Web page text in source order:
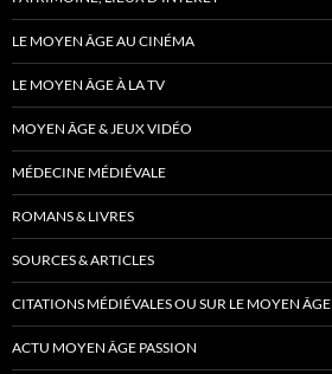
LE MOYEN ÂGE AU CINÉMA
LE MOYEN ÂGE À LA TV
MOYEN ÂGE & JEUX VIDÉO
MÉDECINE MÉDIÉVALE
ROMANS & LIVRES
SOURCES & ARTICLES
CITATIONS MÉDIÉVALES OU SUR LE MOYEN ÂGE
ACTU MOYEN ÂGE PASSION